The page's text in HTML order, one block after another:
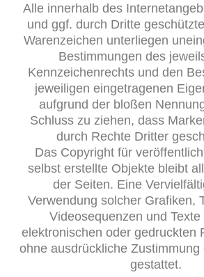
Alle innerhalb des
und ggf. durch Dritte
Warenzeichen unterliegen
Bestimmungen des
Kennzeichenrechts und den
jeweiligen eingetragenen
aufgrund der bloßen
Schluss zu ziehen, dass
durch Rechte Dritter
Das Copyright für
selbst erstellte Objekte bleibt
der Seiten. Eine
Verwendung solcher Grafiken,
Videosequenzen und
elektronischen oder gedruckten
ohne ausdrückliche Zustimmung
gestattet.